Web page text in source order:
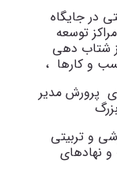
در جایگاه
توسعه
شتاب دهی
و کارها ،
پرورش مدیر
و تربیتی
نهادهای